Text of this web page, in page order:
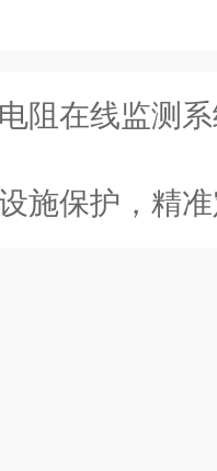
在线监测系统能
施保护，精